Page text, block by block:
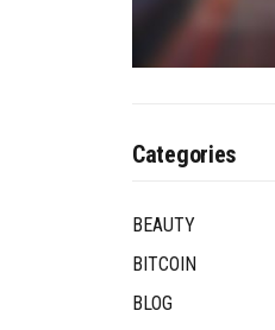
Categories
BEAUTY
BITCOIN
BLOG